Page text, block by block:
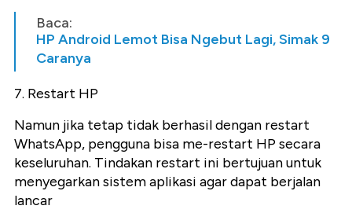
Baca:
HP Android Lemot Bisa Ngebut Lagi, Simak 9
Caranya
7. Restart HP
Namun jika tetap tidak berhasil dengan restart
WhatsApp, pengguna bisa me-restart HP secara
keseluruhan. Tindakan restart ini bertujuan untuk
menyegarkan sistem aplikasi agar dapat berjalan
lancar